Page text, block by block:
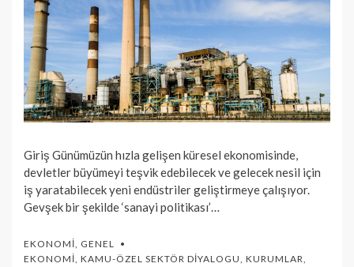
Giriş Günümüzün hızla gelişen küresel ekonomisinde,
devletler büyümeyi teşvik edebilecek ve gelecek nesil için
iş yaratabilecek yeni endüstriler geliştirmeye çalışıyor.
Gevşek bir şekilde ‘sanayi politikası’…
EKONOMI, GENEL
EKONOMI, KAMU-ÖZEL SEKTÖR DIYALOGU, KURUMLAR,